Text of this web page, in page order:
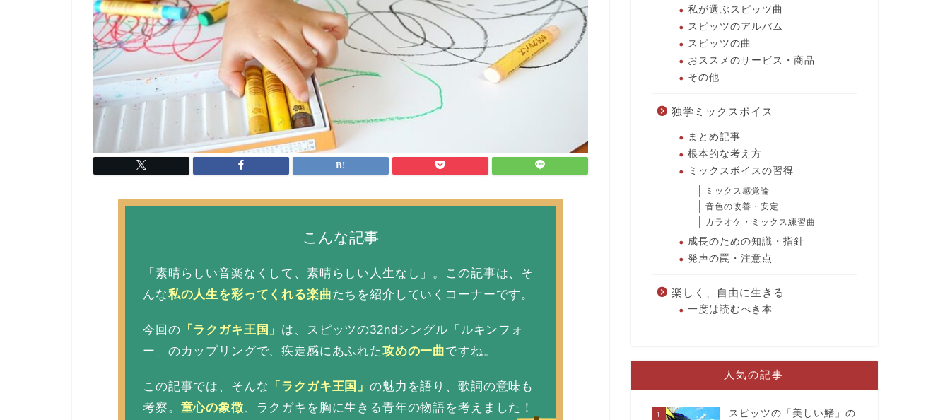
こんな記事
「素晴らしい音楽なくして、素晴らしい人生なし」。この記事は、そ
んな私の人生を彩ってくれる楽曲たちを紹介していくコーナーです。
今回の 「ラクガキ王国 」 は、スピッツの32ndシングル「ルキンフォ
ー」のカップリングで、疾走感にあふれた攻めの一曲ですね。
この記事では、そんな 「ラクガキ王国」の魅力を語り、歌詞の意味も
考察。 童心の象徴、ラクガキを胸に生きる青年の物語を考えました！
私が選ぶスピッツ曲
スピッツのアルバム
スピッツの曲
おススメのサービス・商品
その他
独学ミックスボイス
まとめ記事
根本的な考え方
ミックスボイスの習得
ミックス感覚論
音色の改善・安定
カラオケ・ミックス練習曲
成長のための知識・指針
発声の罠・注意点
楽しく、自由に生きる
一度は読むべき本
人気の記事
1
スピッツの「美しい鰭」の